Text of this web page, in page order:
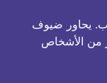
يحاور ضيوف
من الأشخاص